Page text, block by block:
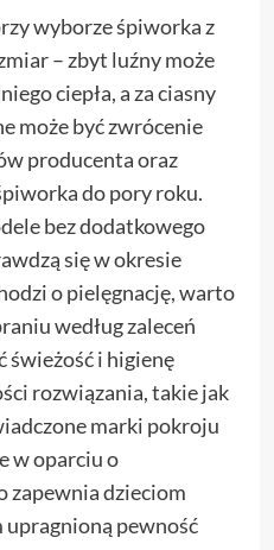
wyborze śpiworka z
– zbyt luźny może
ciepła, a za ciasny
może być zwrócenie
producenta oraz
do pory roku.
bez dodatkowego
się w okresie
o pielęgnację, warto
według zaleceń
świeżość i higienę
rozwiązania, takie jak
marki pokroju
w oparciu o
zapewnia dzieciom
upragnioną pewność